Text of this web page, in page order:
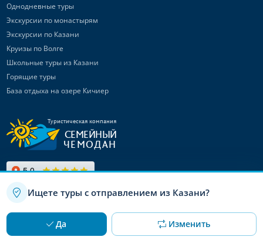
Ищете туры с отправлением из Казани?
Да Изменить
Однодневные туры
Экскурсии по монастырям
Экскурсии по Казани
Круизы по Волге
Школьные туры из Казани
Горящие туры
База отдыха на озере Кичиер
Туристическая компания
СЕМЕЙНЫЙ
ЧЕМОДАН
Канал в Max
Используя данный сайт, вы даете согласие на использование
файлов cookie